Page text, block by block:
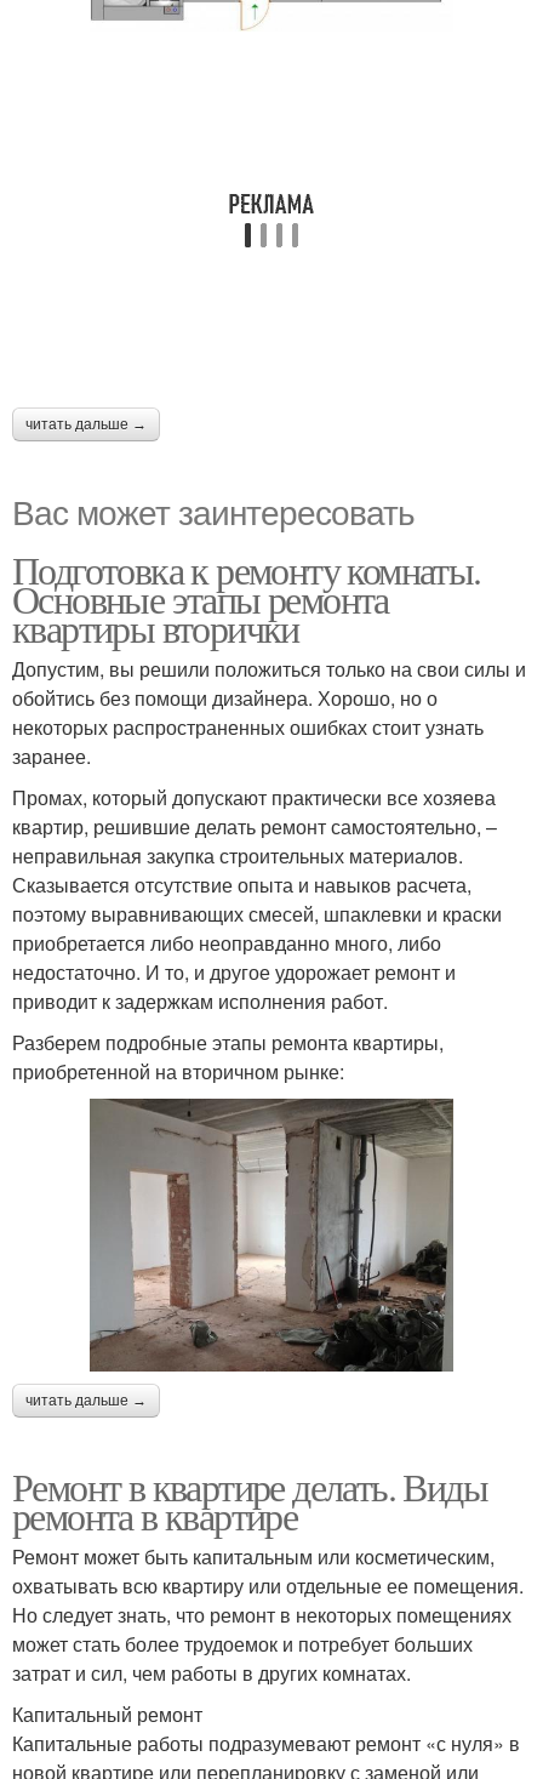
читать дальше →
Вас может заинтересовать
Подготовка к ремонту комнаты.
Основные этапы ремонта
квартиры вторички
Допустим, вы решили положиться только на свои силы и
обойтись без помощи дизайнера. Хорошо, но о
некоторых распространенных ошибках стоит узнать
заранее.
Промах, который допускают практически все хозяева
квартир, решившие делать ремонт самостоятельно, –
неправильная закупка строительных материалов.
Сказывается отсутствие опыта и навыков расчета,
поэтому выравнивающих смесей, шпаклевки и краски
приобретается либо неоправданно много, либо
недостаточно. И то, и другое удорожает ремонт и
приводит к задержкам исполнения работ.
Разберем подробные этапы ремонта квартиры,
приобретенной на вторичном рынке:
читать дальше →
Ремонт в квартире делать. Виды
ремонта в квартире
Ремонт может быть капитальным или косметическим,
охватывать всю квартиру или отдельные ее помещения.
Но следует знать, что ремонт в некоторых помещениях
может стать более трудоемок и потребует больших
затрат и сил, чем работы в других комнатах.
Капитальный ремонт
Капитальные работы подразумевают ремонт «с нуля» в
новой квартире или перепланировку с заменой или